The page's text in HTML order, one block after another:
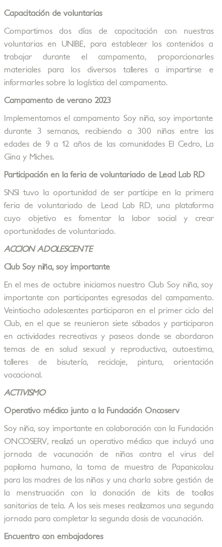
Capacitación de voluntarias
Compartimos dos días de capacitación con nuestras
voluntarias en UNIBE, para establecer los contenidos a
trabajar durante el campamento, proporcionarles
materiales para los diversos talleres a impartirse e
informarles sobre la logística del campamento.
Campamento de verano 2023
Implementamos el campamento Soy niña, soy importante
durante 3 semanas, recibiendo a 300 niñas entre las
edades de 9 a 12 años de las comunidades El Cedro, La
Gina y Miches.
Participación en la feria de voluntariado de Lead Lab RD
SNSI tuvo la oportunidad de ser partícipe en la primera
feria de voluntariado de Lead Lab RD, una plataforma
cuyo objetivo es fomentar la labor social y crear
oportunidades de voluntariado.
ACCION ADOLESCENTE
Club Soy niña, soy importante
En el mes de octubre iniciamos nuestro Club Soy niña, soy
importante con participantes egresadas del campamento.
Veintiocho adolescentes participaron en el primer ciclo del
Club, en el que se reunieron siete sábados y participaron
en actividades recreativas y paseos donde se abordaron
temas de en salud sexual y reproductiva, autoestima,
talleres de bisutería, reciclaje, pintura, orientación
vocacional.
ACTIVISMO
Operativo médico junto a la Fundación Oncoserv
Soy niña, soy importante en colaboración con la Fundación
ONCOSERV, realizó un operativo médico que incluyó una
jornada de vacunación de niñas contra el virus del
papiloma humano, la toma de muestra de Papanicolau
para las madres de las niñas y una charla sobre gestión de
la menstruación con la donación de kits de toallas
sanitarias de tela. A los seis meses realizamos una segunda
jornada para completar la segunda dosis de vacunación.
Encuentro con embajadores